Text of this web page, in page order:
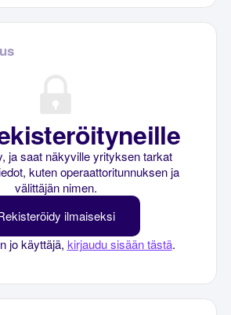
ja saat näkyville yrityksen tarkat
kuten operaattoritunnuksen ja
välittäjän nimen.
ilmaiseksi
jo käyttäjä, kirjaudu sisään tästä.